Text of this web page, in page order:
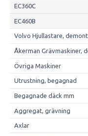
EC360C
EC460B
Volvo Hjullastare,
Åkerman Grävmaskiner,
Övriga Maskiner
Utrustning, begagnad
Begagnade däck mm
Aggregat, grävning
Axlar